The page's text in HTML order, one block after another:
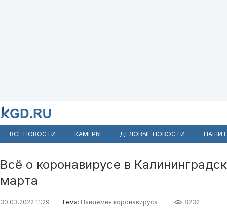
ВСЕ НОВОСТИ КАМЕРЫ ДЕЛОВЫЕ НОВОСТИ НАШИ
Всё о коронавирусе в
марта
30.03.2022 11:29 Тема: Пандемия коронавируса 8232